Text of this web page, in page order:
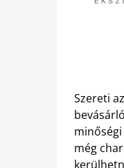
Szereti
még